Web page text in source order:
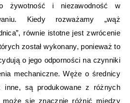
żywotność i niezawodność w
Kiedy rozważamy „wąż
równie istotne jest zwrócenie
został wykonany, ponieważ to
o jego odporności na czynniki
mechaniczne. Węże o średnicy
inne, są produkowane z różnych
się znacznie różnić między